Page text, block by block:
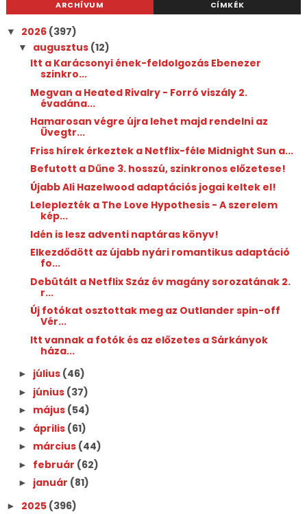
ARCHÍVUM CÍMKÉK
▼ 2026 (397)
▼ augusztus (12)
Itt a Karácsonyi ének-feldolgozás Ebenezer
szinkro...
Megvan a Heated Rivalry - Forró viszály 2.
évadána...
Hamarosan végre újra lehet majd rendelni az
Üvegtr...
Friss hírek érkeztek a Netflix-féle Midnight Sun a...
Befutott a Dűne 3. hosszú, szinkronos előzetese!
Újabb Ali Hazelwood adaptációs jogai keltek el!
Leleplezték a The Love Hypothesis - A szerelem
kép...
Idén is lesz adventi naptáras könyv!
Elkezdődött az újabb nyári romantikus adaptáció
fo...
Debütált a Netflix Száz év magány sorozatának 2.
r...
Új fotókat osztottak meg az Outlander spin-off
Vér...
Itt vannak a fotók és az előzetes a Sárkányok
háza...
► július (46)
► június (37)
► május (54)
► április (61)
► március (44)
► február (62)
► január (81)
► 2025 (396)